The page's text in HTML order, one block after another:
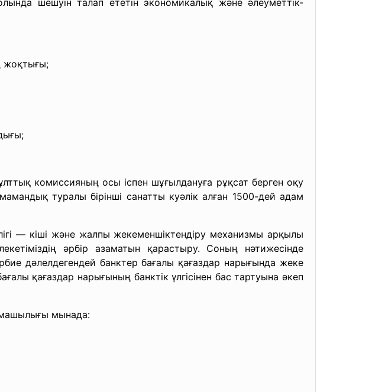
шешуін талап ететін экономикалық және әлеуметтік-
жоқтығы;
комиссияның осы іспен шұғылдануға рұқсат берген оқу
туралы бірінші санатты куәлік алған 1500-дей адам
— кіші және жалпы жекеменшіктендіру механизмы арқылы
әрбір азаматын қарастыру. Соның нәтижесінде
дәлелдегендей банктер бағалы қағаздар нарығында жеке
қағаздар нарығының банктік үлгісінен бас тартуына әкеп
мынада: